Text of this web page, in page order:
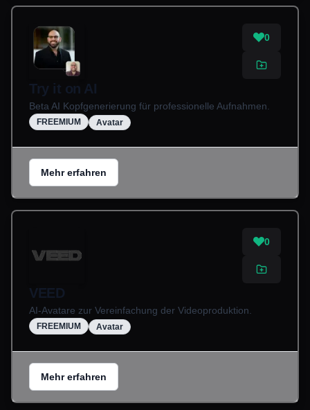
0
Try it on AI
Beta AI Kopfgenerierung für professionelle Aufnahmen.
FREEMIUM Avatar
Mehr erfahren
0
VEED
AI-Avatare zur Vereinfachung der Videoproduktion.
FREEMIUM Avatar
Mehr erfahren